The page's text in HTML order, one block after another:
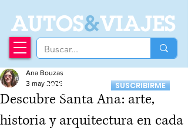
AUTOS&VIAJES
Recibí nuestro
Newsletter
SUSCRIBIRME
Descubre Santa Ana: arte,
historia y arquitectura en cada
Ana Bouzas
3 may 2025